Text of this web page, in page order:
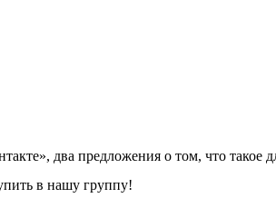
два предложения о том, что такое
в нашу группу!